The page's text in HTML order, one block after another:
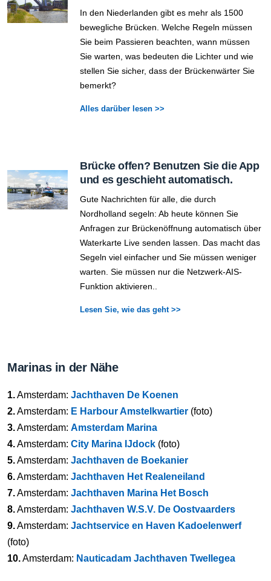
In den Niederlanden gibt es mehr als 1500
bewegliche Brücken. Welche Regeln müssen
Sie beim Passieren beachten, wann müssen
Sie warten, was bedeuten die Lichter und wie
stellen Sie sicher, dass der Brückenwärter Sie
bemerkt?
Alles darüber lesen >>
Brücke offen? Benutzen Sie die App
und es geschieht automatisch.
Gute Nachrichten für alle, die durch
Nordholland segeln: Ab heute können Sie
Anfragen zur Brückenöffnung automatisch über
Waterkarte Live senden lassen. Das macht das
Segeln viel einfacher und Sie müssen weniger
warten. Sie müssen nur die Netzwerk-AIS-
Funktion aktivieren..
Lesen Sie, wie das geht >>
Marinas in der Nähe
1.Amsterdam: Jachthaven De Koenen
2.Amsterdam: E Harbour Amstelkwartier (foto)
3.Amsterdam: Amsterdam Marina
4.Amsterdam: City Marina IJdock (foto)
5.Amsterdam: Jachthaven de Boekanier
6.Amsterdam: Jachthaven Het Realeneiland
7.Amsterdam: Jachthaven Marina Het Bosch
8.Amsterdam: Jachthaven W.S.V. De Oostvaarders
9.Amsterdam: Jachtservice en Haven Kadoelenwerf
(foto)
10.Amsterdam: Nauticadam Jachthaven Twellegea